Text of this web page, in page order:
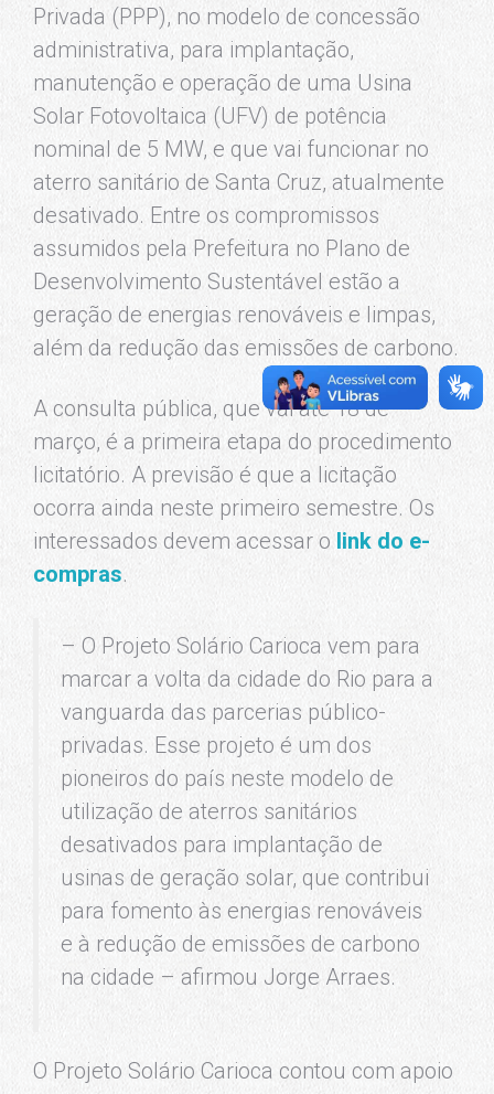
Privada (PPP), no modelo de concessão
administrativa, para implantação,
manutenção e operação de uma Usina
Solar Fotovoltaica (UFV) de potência
nominal de 5 MW, e que vai funcionar no
aterro sanitário de Santa Cruz, atualmente
desativado. Entre os compromissos
assumidos pela Prefeitura no Plano de
Desenvolvimento Sustentável estão a
geração de energias renováveis e limpas,
além da redução das emissões de carbono.
A consulta pública, que vai até 18 de
março, é a primeira etapa do procedimento
licitatório. A previsão é que a licitação
ocorra ainda neste primeiro semestre. Os
interessados devem acessar o link do e-
compras.
– O Projeto Solário Carioca vem para
marcar a volta da cidade do Rio para a
vanguarda das parcerias público-
privadas. Esse projeto é um dos
pioneiros do país neste modelo de
utilização de aterros sanitários
desativados para implantação de
usinas de geração solar, que contribui
para fomento às energias renováveis
e à redução de emissões de carbono
na cidade – afirmou Jorge Arraes.
O Projeto Solário Carioca contou com apoio